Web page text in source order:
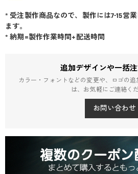
* 受注製作商品なので、製作には7-15営
ます。
* 納期=製作作業時間+配送時間
追加デザインや一括
カラー・フォントなどの変更や、ロゴの
は、お気軽にご連絡く
お問い合わせ